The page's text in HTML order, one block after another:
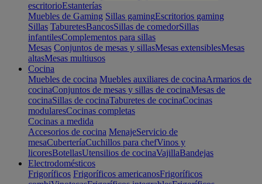
escritorioEstanterías
Muebles de Gaming Sillas gamingEscritorios gaming
Sillas TaburetesBancosSillas de comedorSillas
infantilesComplementos para sillas
Mesas Conjuntos de mesas y sillasMesas extensiblesMesas
altasMesas multiusos
Cocina
Muebles de cocina Muebles auxiliares de cocinaArmarios de
cocinaConjuntos de mesas y sillas de cocinaMesas de
cocinaSillas de cocinaTaburetes de cocinaCocinas
modularesCocinas completas
Cocinas a medida
Accesorios de cocina MenajeServicio de
mesaCuberteríaCuchillos para chefVinos y
licoresBotellasUtensilios de cocinaVajillaBandejas
Electrodomésticos
Frigoríficos Frigoríficos americanosFrigoríficos